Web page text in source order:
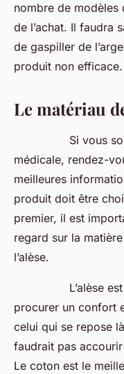
nombre de
de l’achat. Il faudra
de gaspiller de
produit non
Le matériau
Si vous
médicale, rendez-
meilleures
produit doit être
premier, il est
regard sur la
l’alèse.
L’alèse est
procurer un confort
celui qui se repose
faudrait pas
Le coton est le